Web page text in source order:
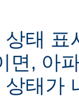
태 표
면, 아
태가